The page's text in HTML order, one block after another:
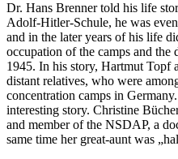
Dr. Hans Brenner told his life
Adolf-Hitler-Schule, he was
and in the later years of his life
occupation of the camps and the
1945. In his story, Hartmut Topf
distant relatives, who were
concentration camps in
interesting story. Christine
and member of the NSDAP, a
same time her great-aunt was